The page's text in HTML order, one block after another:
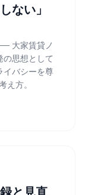
ない」
大家賃貸ノ
の思想として
イバシーを尊
え方。
と見直